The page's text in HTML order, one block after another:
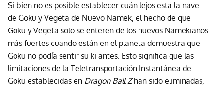
Si bien no es posible establecer cuán lejos está la nave
de Goku y Vegeta de Nuevo Namek, el hecho de que
Goku y Vegeta solo se enteren de los nuevos Namekianos
más fuertes cuando están en el planeta demuestra que
Goku no podía sentir su ki antes. Esto significa que las
limitaciones de la Teletransportación Instantánea de
Goku establecidas en Dragon Ball Zhan sido eliminadas,